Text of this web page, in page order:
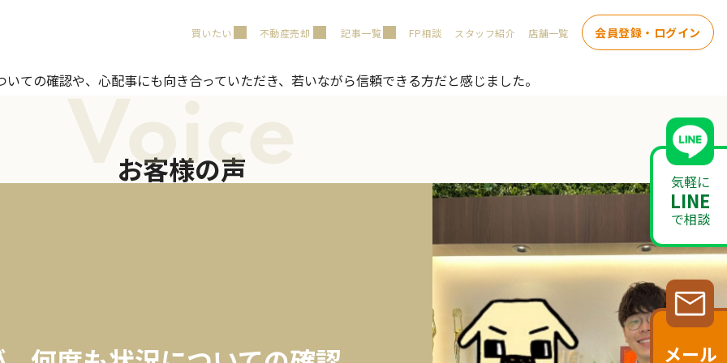
買いたい 不動産売却 記事一覧 FP相談 スタッフ紹介 店舗一覧 会員登録・ログイン
ての確認や、心配事にも向き合っていただき、若いながら信頼できる方だと感じました。
Voice
お客様の声 気軽に
LINE
で相談
メール